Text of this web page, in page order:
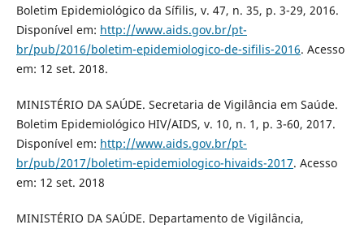
Boletim Epidemiológico da Sífilis, v. 47, n. 35, p. 3-29, 2016.
Disponível em: http://www.aids.gov.br/pt-
br/pub/2016/boletim-epidemiologico-de-sifilis-2016. Acesso
em: 12 set. 2018.
MINISTÉRIO DA SAÚDE. Secretaria de Vigilância em Saúde.
Boletim Epidemiológico HIV/AIDS, v. 10, n. 1, p. 3-60, 2017.
Disponível em: http://www.aids.gov.br/pt-
br/pub/2017/boletim-epidemiologico-hivaids-2017. Acesso
em: 12 set. 2018
MINISTÉRIO DA SAÚDE. Departamento de Vigilância,